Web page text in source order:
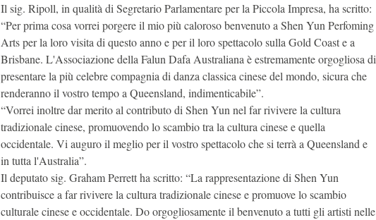
Il sig. Ripoll, in qualità di Segretario Parlamentare per la Piccola Impresa, ha scritto:
“Per prima cosa vorrei porgere il mio più caloroso benvenuto a Shen Yun Perfoming
Arts per la loro visita di questo anno e per il loro spettacolo sulla Gold Coast e a
Brisbane. L'Associazione della Falun Dafa Australiana è estremamente orgogliosa di
presentare la più celebre compagnia di danza classica cinese del mondo, sicura che
renderanno il vostro tempo a Queensland, indimenticabile”.
“Vorrei inoltre dar merito al contributo di Shen Yun nel far rivivere la cultura
tradizionale cinese, promuovendo lo scambio tra la cultura cinese e quella
occidentale. Vi auguro il meglio per il vostro spettacolo che si terrà a Queensland e
in tutta l'Australia”.
Il deputato sig. Graham Perrett ha scritto: “La rappresentazione di Shen Yun
contribuisce a far rivivere la cultura tradizionale cinese e promuove lo scambio
culturale cinese e occidentale. Do orgogliosamente il benvenuto a tutti gli artisti nelle